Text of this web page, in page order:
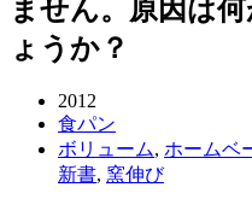
ません。原因は
ょうか？
2012
食パン
ボリューム, ホームベ
新書, 窯伸び